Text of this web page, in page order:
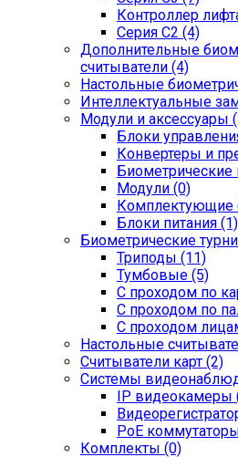
Контроллер
Серия С2 (4)
Дополнительные
считыватели (4)
Настольные
Интеллектуальные
Модули и аксессуары
Блоки
Конвертеры и
Биометрические
Модули (0)
Комплектующие
Блоки питания (1)
Биометрические
Триподы (11)
Тумбовые (5)
С проходом по
С проходом по
С проходом
Настольные
Считыватели карт (2)
Системы
IP видеокамеры
PoE
Комплекты (0)